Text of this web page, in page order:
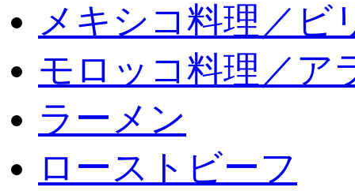
メキシコ料理／ビ
モロッコ料理／ア
ラーメン
ローストビーフ